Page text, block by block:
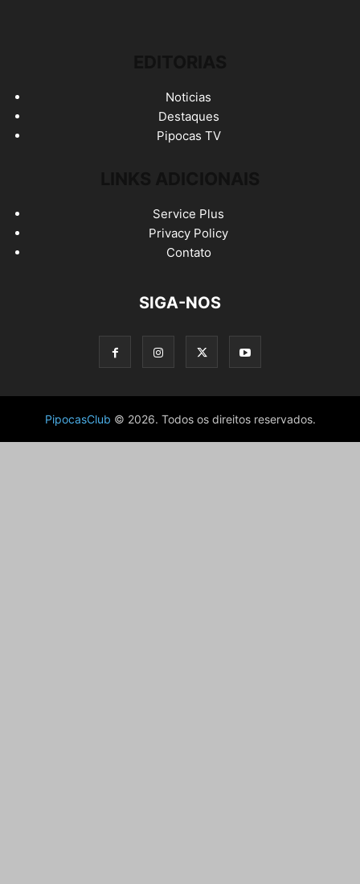
Noticias
Destaques
Pipocas TV
Service Plus
Privacy Policy
Contato
SIGA-NOS
PipocasClub © 2026. Todos os direitos reservados.